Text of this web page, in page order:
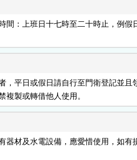
間：上班日十七時至二十時止，例假
，平日或假日請自行至門衛登記並且
複製或轉借他人使用。
器材及水電設備，應愛惜使用，如有